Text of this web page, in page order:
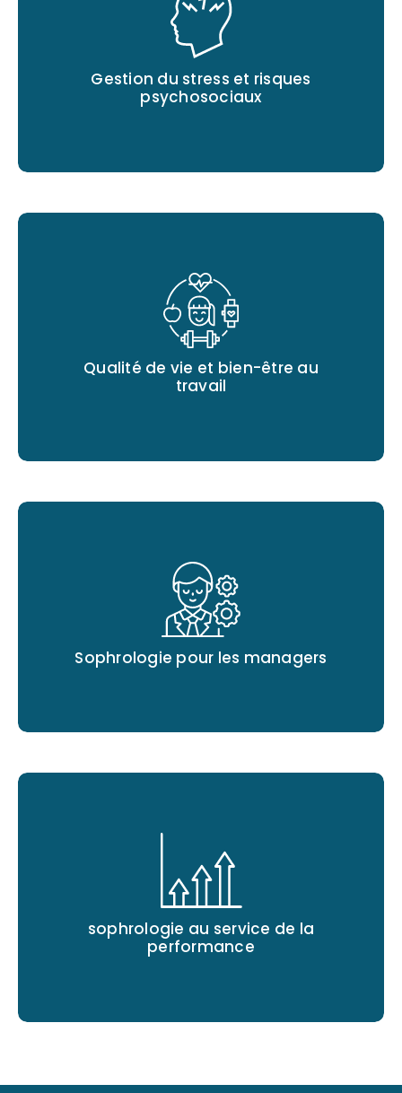
Gestion du stress et risques
psychosociaux
Qualité de vie et bien-être au
travail
Sophrologie pour les managers
sophrologie au service de la
performance